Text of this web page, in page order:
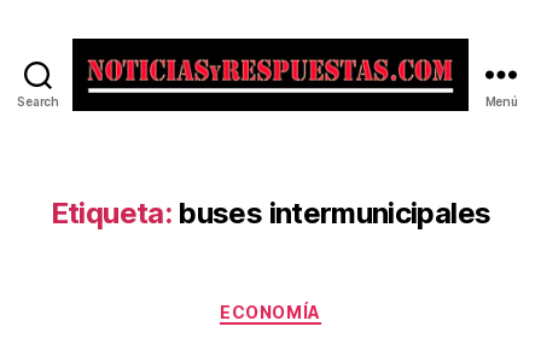
Search Menú
Etiqueta: buses intermunicipales
Categorías
ECONOMÍA